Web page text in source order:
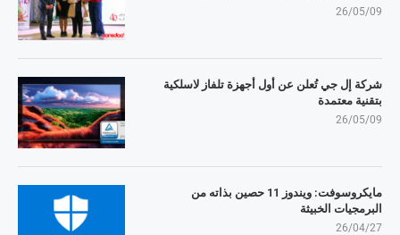
26/05/09
شركة إل جي تُعلن عن أول أجهزة تلفاز لاسلكية
بتقنية معتمدة
26/05/09
مايكروسوفت: ويندوز 11 حصين بذاته من
البرمجيات الخبيثة
26/04/27